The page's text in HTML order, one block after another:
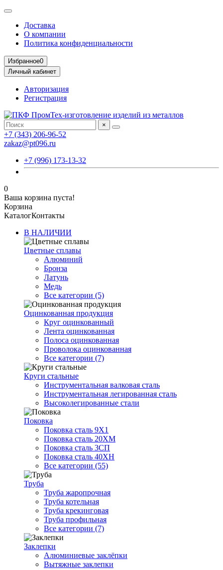
Доставка
О компании
Политика конфиденциальности
Избранное0
Личный кабинет
Авторизация
Регистрация
×
+7 (343) 206-96-52
zakaz@pt096.ru
+7 (996) 173-13-32
0
Ваша корзина пуста!
Корзина
КаталогКонтакты
В НАЛИЧИИ
Цветные сплавы
Алюминий
Бронза
Латунь
Медь
Все категории (5)
Оцинкованная продукция
Круг оцинкованный
Лента оцинкованная
Полоса оцинкованная
Проволока оцинкованная
Все категории (7)
Круги стальные
Инструментальная валковая сталь
Инструментальная легированная сталь
Высоколегированные стали
Поковка
Поковка сталь 9Х1
Поковка сталь 20ХМ
Поковка сталь 3СП
Поковка сталь 40ХН
Все категории (55)
Труба
Труба жаропрочная
Труба котельная
Труба крекинговая
Труба профильная
Все категории (7)
Заклепки
Алюминиевые заклёпки
Вытяжные заклепки